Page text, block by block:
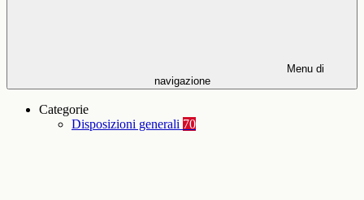
Menu di
navigazione
Categorie
Disposizioni generali 70